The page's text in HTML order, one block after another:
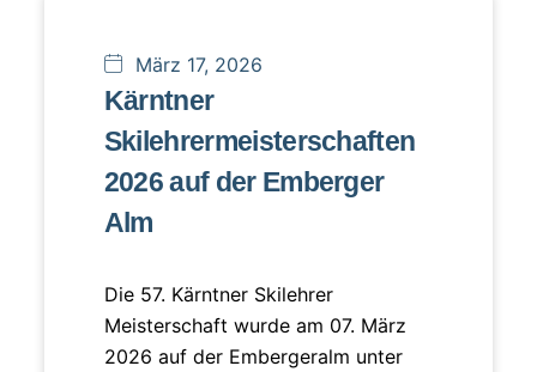
März 17, 2026
Kärntner
Skilehrermeisterschaften
2026 auf der Emberger
Alm
Die 57. Kärntner Skilehrer
Meisterschaft wurde am 07. März
2026 auf der Embergeralm unter